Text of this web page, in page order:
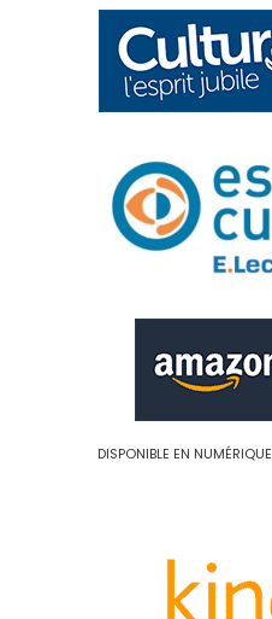
DISPONIBLE EN NUMÉRIQUE